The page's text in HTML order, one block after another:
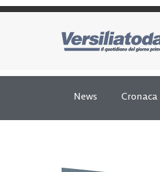
News Cronaca